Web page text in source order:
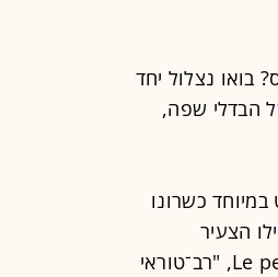
בואו נצלול יחד
הבדלי שפה,
כשרונו
משום גילו הצעיר
ונסיקתו המהירה הוא כונה - חצי בגנאי וחצי בהערכה - Le petit caporal, "רב־טוראי